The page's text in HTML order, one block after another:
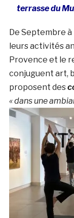
terrasse du
De Septembre
leurs activités
Provence et le
conjuguent art,
proposent des
« dans une